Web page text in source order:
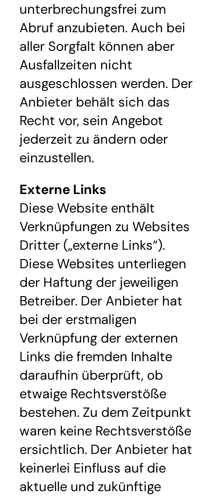
unterbrechungsfrei zum
Abruf anzubieten. Auch bei
aller Sorgfalt können aber
Ausfallzeiten nicht
ausgeschlossen werden. Der
Anbieter behält sich das
Recht vor, sein Angebot
jederzeit zu ändern oder
einzustellen.
Externe Links
Diese Website enthält
Verknüpfungen zu Websites
Dritter („externe Links“).
Diese Websites unterliegen
der Haftung der jeweiligen
Betreiber. Der Anbieter hat
bei der erstmaligen
Verknüpfung der externen
Links die fremden Inhalte
daraufhin überprüft, ob
etwaige Rechtsverstöße
bestehen. Zu dem Zeitpunkt
waren keine Rechtsverstöße
ersichtlich. Der Anbieter hat
keinerlei Einfluss auf die
aktuelle und zukünftige